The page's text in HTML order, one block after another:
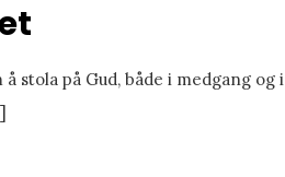
stola på Gud, både i medgang og